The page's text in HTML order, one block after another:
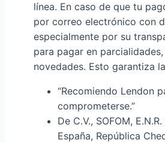
línea. En caso de que tu
por correo electrónico con
especialmente por su
para pagar en
novedades. Esto garantiza
“Recomiendo Lendon
comprometerse.”
De C.V., SOFOM,
España, República